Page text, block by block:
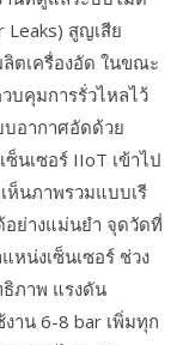
Leaks) สูญเสีย
ตเครื่องอัด ในขณะ
บคุมการรั่วไหลไว้
บอากาศอัดด้วย
นเซอร์ IIoT เข้าไป
ห็นภาพรวมแบบเรี
ย่างแม่นยำ จุดวัดที่
หน่งเซ็นเซอร์ ช่วง
ภาพ แรงดัน
าน 6-8 bar เพิ่มทุก